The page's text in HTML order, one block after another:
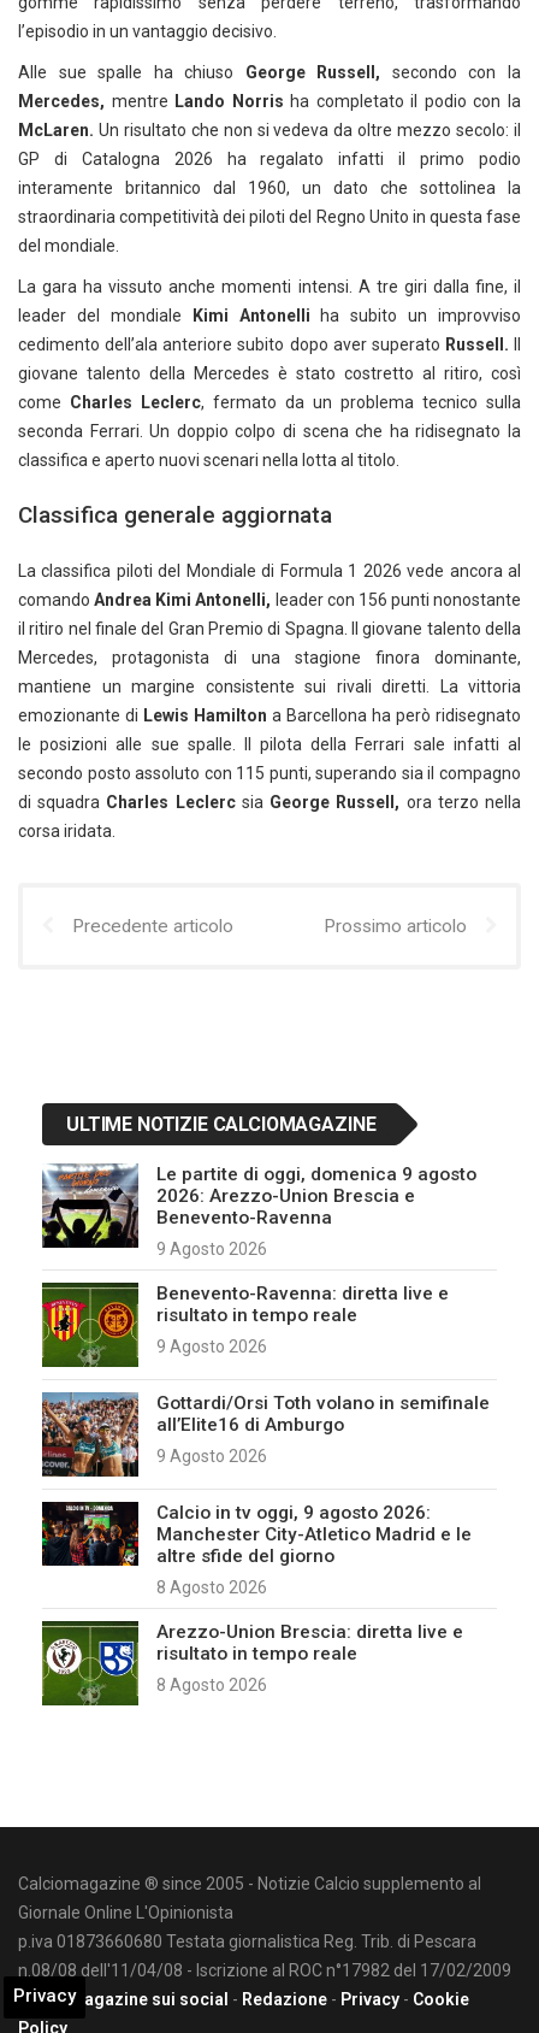
l’episodio in un vantaggio decisivo.
Alle sue spalle ha chiuso George Russell, secondo con la
Mercedes, mentre Lando Norris ha completato il podio con la
McLaren. Un risultato che non si vedeva da oltre mezzo secolo: il
GP di Catalogna 2026 ha regalato infatti il primo podio
interamente britannico dal 1960, un dato che sottolinea la
straordinaria competitività dei piloti del Regno Unito in questa fase
del mondiale.
La gara ha vissuto anche momenti intensi. A tre giri dalla fine, il
leader del mondiale
Kimi Antonelli ha subito un improvviso
cedimento dell’ala anteriore subito dopo aver superato Russell.
giovane talento della Mercedes è stato costretto al ritiro, così
come Charles Leclerc, fermato da un problema tecnico sulla
seconda Ferrari. Un doppio colpo di scena che ha ridisegnato la
classifica e aperto nuovi scenari nella lotta al titolo.
Classifica generale aggiornata
La classifica piloti del Mondiale di Formula 1 2026 vede ancora al
comandoAndrea Kimi Antonelli, leader con 156 punti nonostante
il ritiro nel finale del Gran Premio di Spagna. Il giovane talento della
Mercedes, protagonista di una stagione finora dominante,
mantiene un margine consistente sui rivali diretti. La vittoria
emozionante di Lewis Hamilton a Barcellona ha però ridisegnato
le posizioni alle sue spalle. Il pilota della Ferrari sale infatti al
secondo posto assoluto con 115 punti, superando sia il compagno
di squadra Charles Leclercsia George Russell, ora terzo nella
corsa iridata.
Precedente articolo Prossimo articolo
ULTIME NOTIZIE CALCIOMAGAZINE
Le partite di oggi, domenica 9 agosto
2026: Arezzo-Union Brescia e
Benevento-Ravenna
9 Agosto 2026
Benevento-Ravenna: diretta live e
risultato in tempo reale
9 Agosto 2026
Gottardi/Orsi Toth volano in semifinale
all’Elite16 di Amburgo
9 Agosto 2026
Calcio in tv oggi, 9 agosto 2026:
Manchester City-Atletico Madrid e le
altre sfide del giorno
8 Agosto 2026
Arezzo-Union Brescia: diretta live e
risultato in tempo reale
8 Agosto 2026
Calciomagazine ® since 2005 - Notizie Calcio supplemento al
Giornale Online L'Opinionista
p.iva 01873660680 Testata giornalistica Reg. Trib. di Pescara
n.08/08 dell'11/04/08 - Iscrizione al ROC n°17982 del 17/02/2009
Calciomagazine sui social - Redazione - Privacy - Cookie
Policy
Privacy